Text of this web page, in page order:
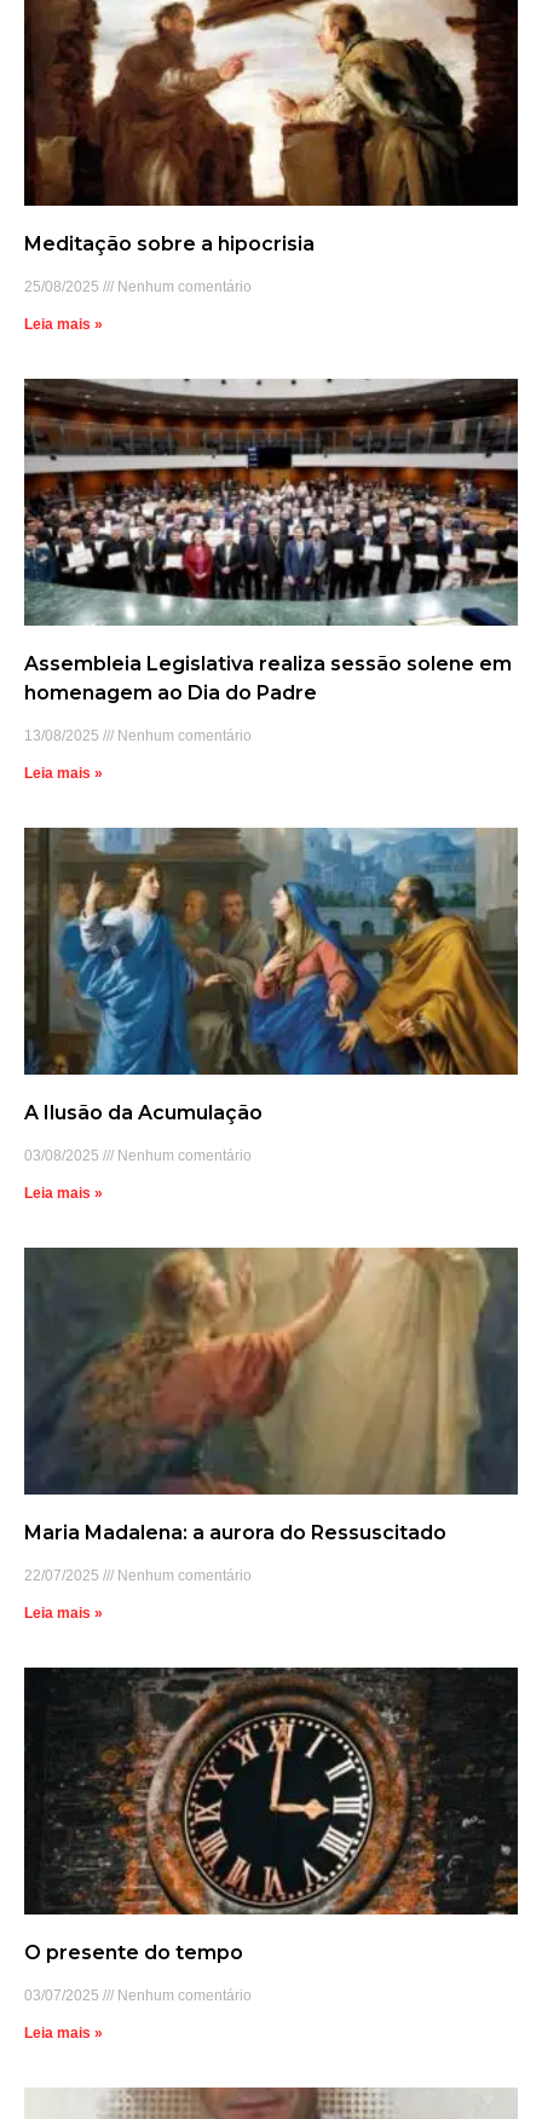
Meditação sobre a hipocrisia
25/08/2025 Nenhum comentário
Leia mais »
Assembleia Legislativa realiza sessão solene em
homenagem ao Dia do Padre
13/08/2025 Nenhum comentário
Leia mais »
A Ilusão da Acumulação
03/08/2025 Nenhum comentário
Leia mais »
Maria Madalena: a aurora do Ressuscitado
22/07/2025 Nenhum comentário
Leia mais »
O presente do tempo
03/07/2025 Nenhum comentário
Leia mais »